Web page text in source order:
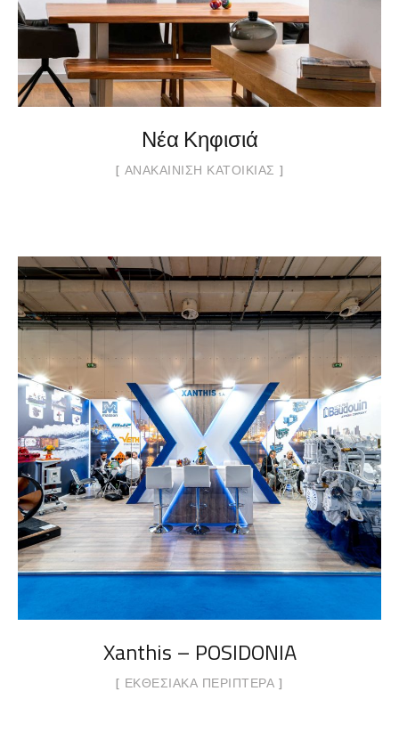
Νέα Κηφισιά
ΑΝΑΚΑΊΝΙΣΗ ΚΑΤΟΙΚΊΑΣ
Xanthis – POSIDONIA
ΕΚΘΕΣΙΑΚΆ ΠΕΡΊΠΤΕΡΑ